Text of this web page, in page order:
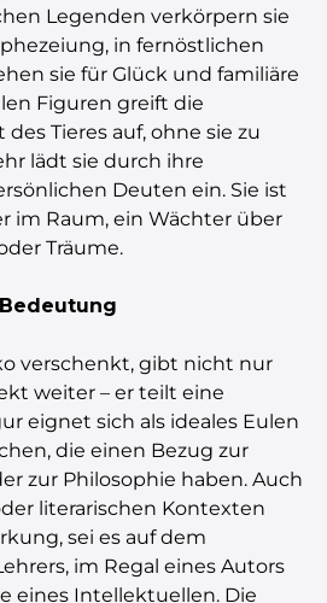
Legenden verkörpern sie
in fernöstlichen
sie für Glück und familiäre
Figuren greift die
Tieres auf, ohne sie zu
lädt sie durch ihre
Deuten ein. Sie ist
im Raum, ein Wächter über
Träume.
verschenkt, gibt nicht nur
weiter – er teilt eine
eignet sich als ideales Eulen
die einen Bezug zur
zur Philosophie haben. Auch
literarischen Kontexten
sei es auf dem
im Regal eines Autors
eines Intellektuellen. Die